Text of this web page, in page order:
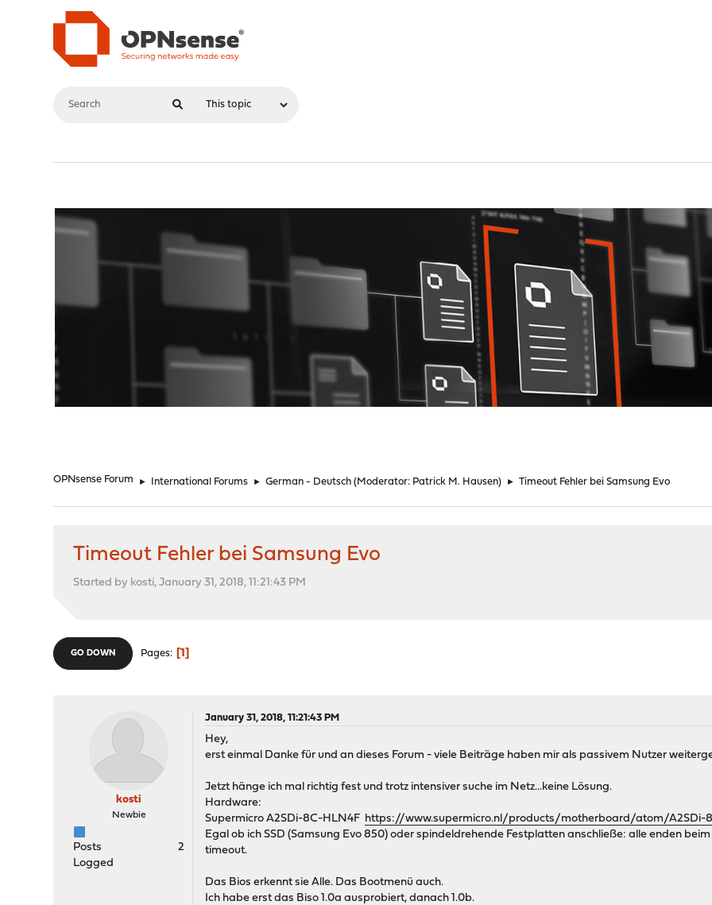
OPNsense Forum ► International Forums ► German - Deutsch (Moderator: Patrick M. Hausen) ► Timeout Fehler bei Samsung Evo
Timeout Fehler bei Samsung Evo
Started by kosti, January 31, 2018, 11:21:43 PM
GO DOWN Pages 1
kosti
Newbie
Posts
2
Logged
January 31, 2018, 11:21:43 PM
Hey,
erst einmal Danke für und an dieses Forum - viele Beiträge haben mir als passivem Nutzer
Jetzt hänge ich mal richtig fest und trotz intensiver suche im Netz...keine Lösung.
Hardware:
Supermicro A2SDi-8C-HLN4F https://www.supermicro.nl/products/motherboard/atom/A2SDi-
Egal ob ich SSD (Samsung Evo 850) oder spindeldrehende Festplatten anschließe: alle enden
timeout.
Das Bios erkennt sie Alle. Das Bootmenü auch.
Ich habe erst das Biso 1.0a ausprobiert, danach 1.0b.